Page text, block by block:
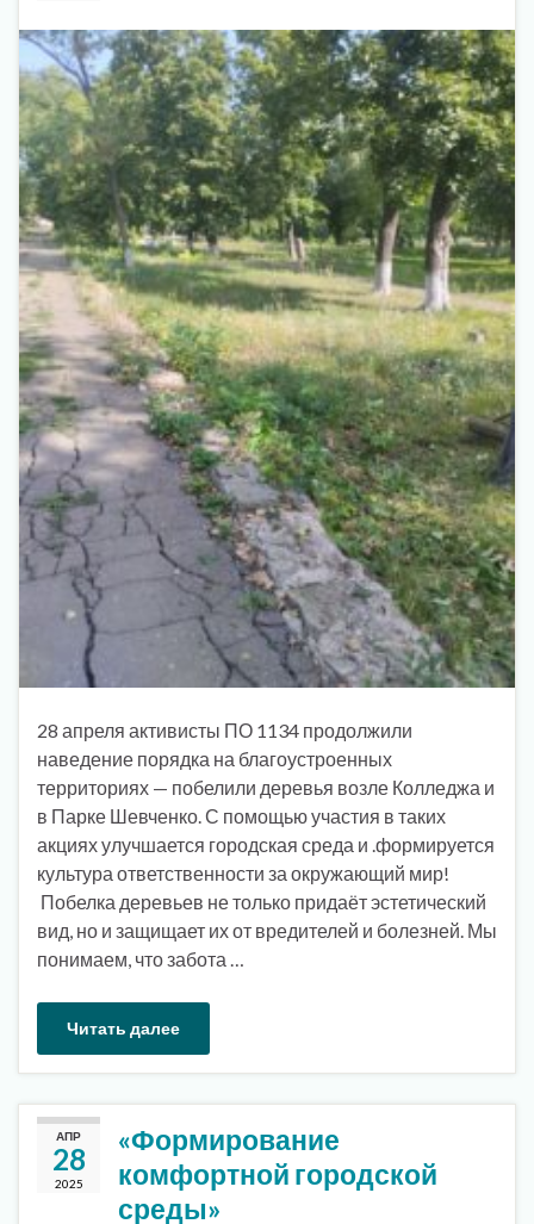
28 апреля активисты ПО 1134 продолжили
наведение порядка на благоустроенных
территориях — побелили деревья возле Колледжа и
в Парке Шевченко. С помощью участия в таких
акциях улучшается городская среда и .формируется
культура ответственности за окружающий мир!
Побелка деревьев не только придаёт эстетический
вид, но и защищает их от вредителей и болезней. Мы
понимаем, что забота …
Читать далее
АПР
28
2025
«Формирование
комфортной городской
среды»